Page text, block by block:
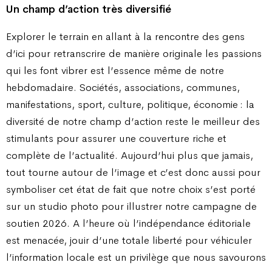
Un champ d’action très diversifié
Explorer le terrain en allant à la rencontre des gens
d’ici pour retranscrire de manière originale les passions
qui les font vibrer est l’essence même de notre
hebdomadaire. Sociétés, associations, communes,
manifestations, sport, culture, politique, économie : la
diversité de notre champ d’action reste le meilleur des
stimulants pour assurer une couverture riche et
complète de l’actualité. Aujourd’hui plus que jamais,
tout tourne autour de l’image et c’est donc aussi pour
symboliser cet état de fait que notre choix s’est porté
sur un studio photo pour illustrer notre campagne de
soutien 2026. A l’heure où l’indépendance éditoriale
est menacée, jouir d’une totale liberté pour véhiculer
l’information locale est un privilège que nous savourons